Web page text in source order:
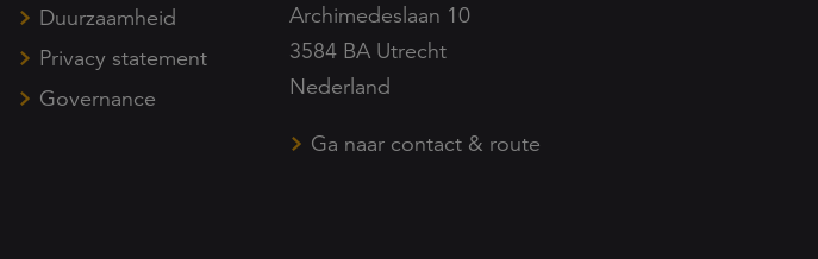
Duurzaamheid
Privacy statement
Governance
Archimedeslaan 10
3584 BA Utrecht
Nederland
Ga naar contact & route